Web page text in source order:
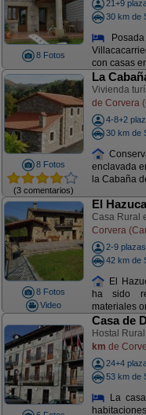
8 Fotos
21+9
30 km de
con casas
8 Fotos
(3 comentarios)
La
Vivienda
de Corvera
4-8+2
30 km de
enclavada
la Cabaña
8 Fotos
Video
El
Casa Rural
Corvera
2-9 plazas
42 km de
El
ha sido
materiales
Casa de
Hostal
km de
24+4
53 km de
La